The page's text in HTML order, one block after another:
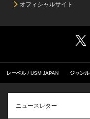
オフィシャルサイト
レーベル USM JAPAN ジャンル
ニュースレター